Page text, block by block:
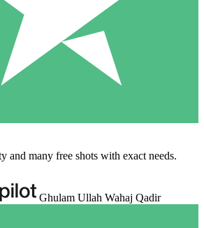
and many free shots with exact needs.
Ghulam Ullah Wahaj Qadir